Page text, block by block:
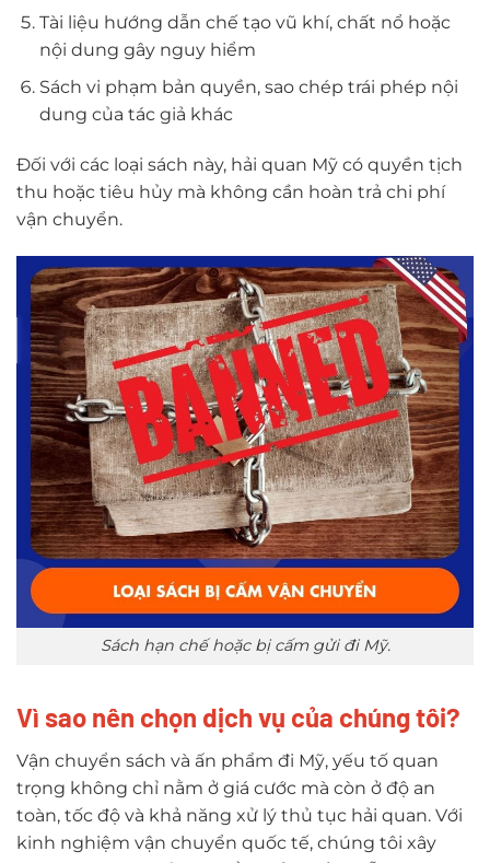
Tài liệu hướng dẫn chế tạo vũ khí, chất nổ hoặc
nội dung gây nguy hiểm
Sách vi phạm bản quyền, sao chép trái phép nội
dung của tác giả khác
Đối với các loại sách này, hải quan Mỹ có quyền tịch
thu hoặc tiêu hủy mà không cần hoàn trả chi phí
vận chuyển.
Sách hạn chế hoặc bị cấm gửi đi Mỹ.
Vì sao nên chọn dịch vụ của chúng tôi?
Vận chuyển sách và ấn phẩm đi Mỹ, yếu tố quan
trọng không chỉ nằm ở giá cước mà còn ở độ an
toàn, tốc độ và khả năng xử lý thủ tục hải quan. Với
kinh nghiệm vận chuyển quốc tế, chúng tôi xây